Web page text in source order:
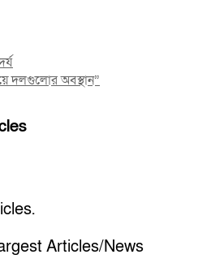
দলগুলোর অবস্থান”
Articles/News